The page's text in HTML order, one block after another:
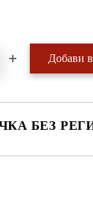
БЕЗ